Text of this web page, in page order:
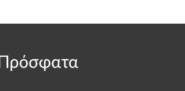
Πρόσφατα